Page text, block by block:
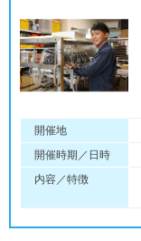
開催地
開催時期／日時
内容／特徴